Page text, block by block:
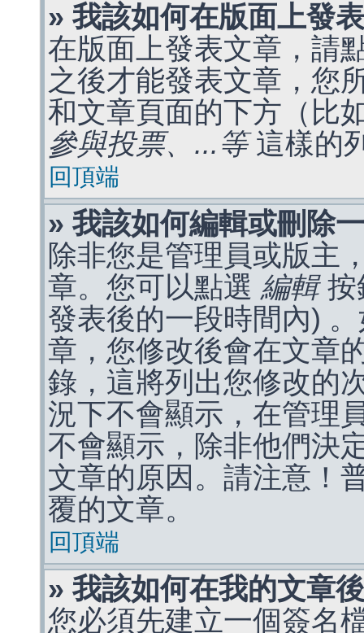
» 我該如何在版面上發
在版面上發表文章，請
之後才能發表文章，您
和文章頁面的下方（比
參與投票、...等這樣的
回頂端
» 我該如何編輯或刪除
除非您是管理員或版主
章。您可以點選 編輯按
發表後的一段時間內)
章，您修改後會在文章
錄，這將列出您修改的
況下不會顯示，在管理
不會顯示，除非他們決
文章的原因。請注意！
覆的文章。
回頂端
» 我該如何在我的文章
您必須先建立一個簽名